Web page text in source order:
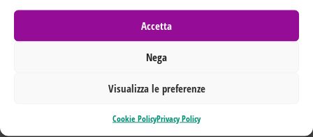
Accetta
Nega
Visualizza le preferenze
Cookie PolicyPrivacy Policy